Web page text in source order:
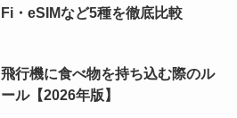
Fi・eSIMなど5種を徹底比較
飛行機に食べ物を持ち込む際のル
ール【2026年版】